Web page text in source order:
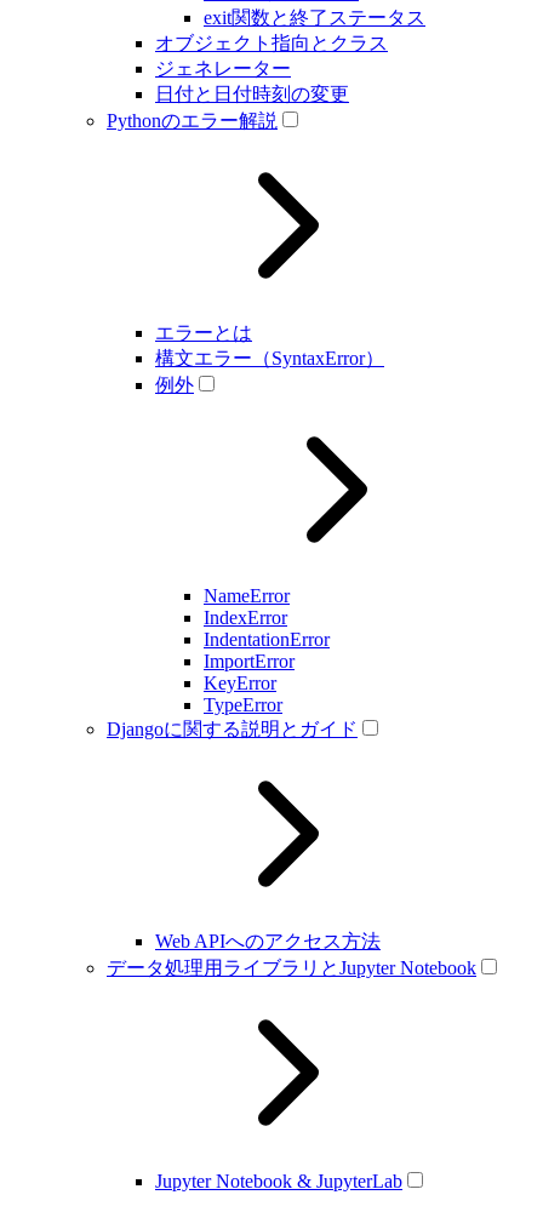
exit関数と終了ステータス
オブジェクト指向とクラス
ジェネレーター
日付と日付時刻の変更
Pythonのエラー解説
エラーとは
構文エラー（SyntaxError）
例外
NameError
IndexError
IndentationError
ImportError
KeyError
TypeError
Djangoに関する説明とガイド
Web APIへのアクセス方法
データ処理用ライブラリとJupyter Notebook
Jupyter Notebook & JupyterLab